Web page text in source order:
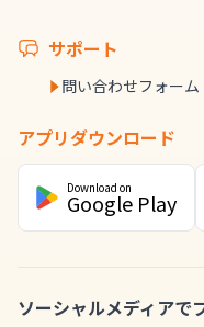
サポート
問い合わせフォーム
アプリダウンロード
Download on
Google Play
ソーシャルメディアで